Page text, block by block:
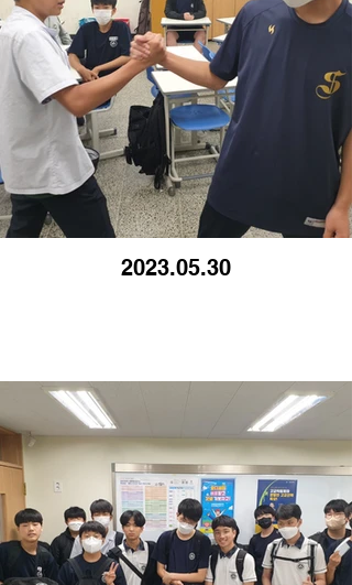
2023.05.30